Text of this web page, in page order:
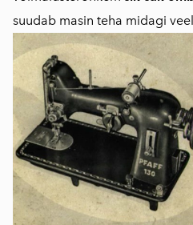
suudab masin teha midagi